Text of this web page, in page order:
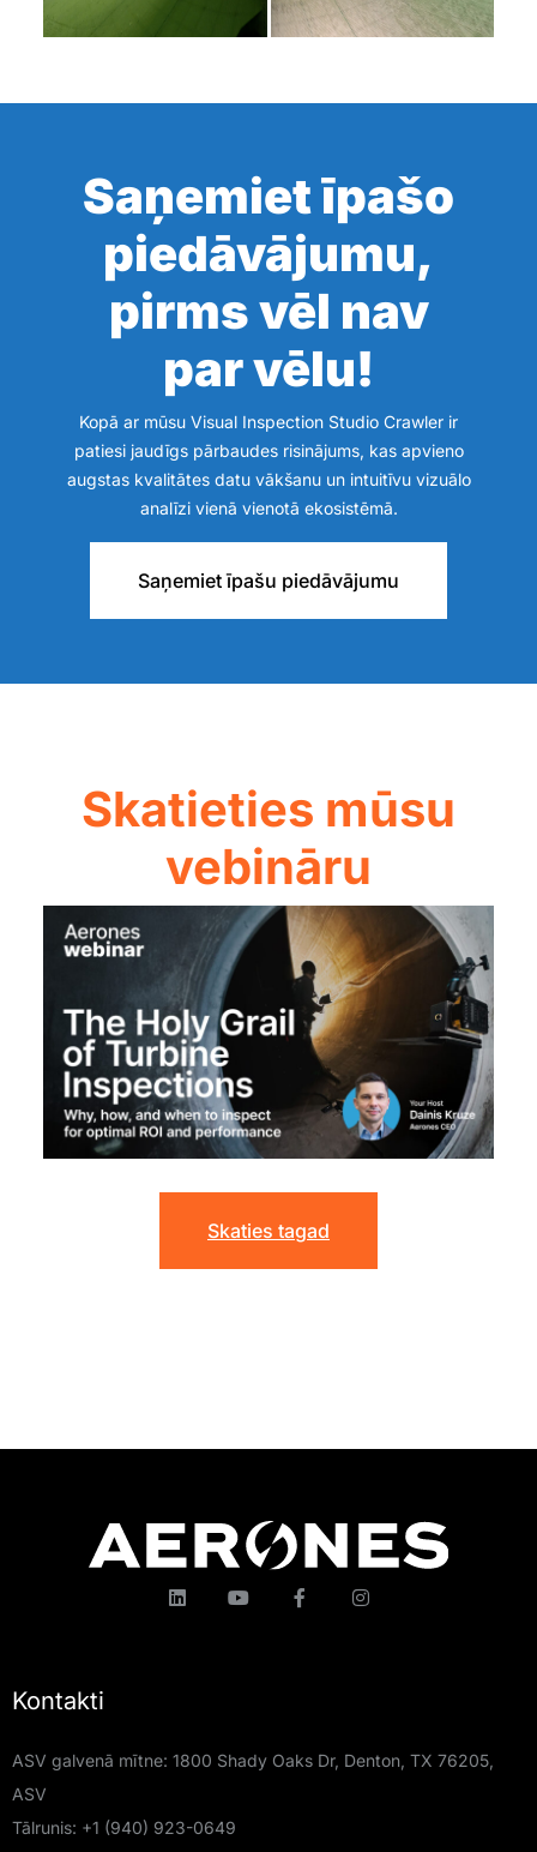
Saņemiet īpašo
piedāvājumu,
pirms vēl nav
par vēlu!
Kopā ar mūsu Visual Inspection Studio Crawler ir
patiesi jaudīgs pārbaudes risinājums, kas apvieno
augstas kvalitātes datu vākšanu un intuitīvu vizuālo
analīzi vienā vienotā ekosistēmā.
Saņemiet īpašu piedāvājumu
Skatieties mūsu
vebināru
Skaties tagad
Kontakti
ASV galvenā mītne: 1800 Shady Oaks Dr, Denton, TX 76205,
ASV
Tālrunis: +1 (940) 923-0649